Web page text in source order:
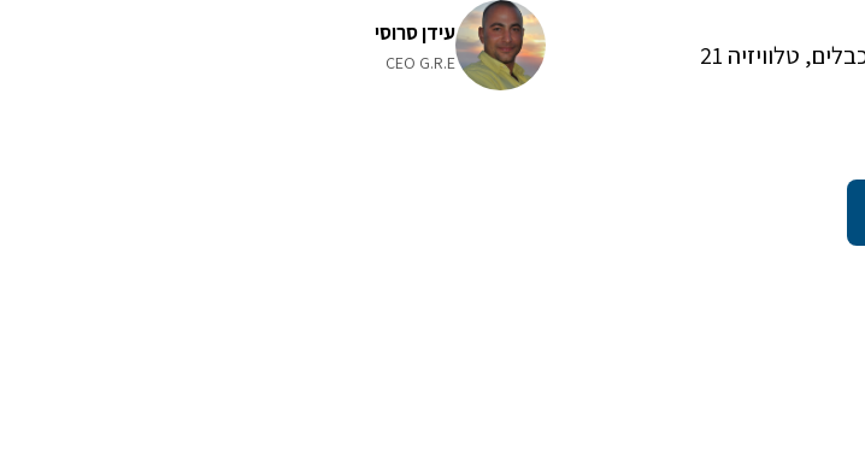
בכל חדר יש חדר רחצה, שליטה על מיזוג האוויר הפועל 24 שעות, מייבש שיער, כבלים, טלוויזיה 21
עידן סרוסי
CEO G.R.E